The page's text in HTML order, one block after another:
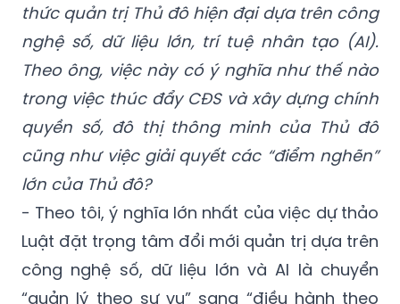
thức quản trị Thủ đô hiện đại dựa trên công
nghệ số, dữ liệu lớn, trí tuệ nhân tạo (AI).
Theo ông, việc này có ý nghĩa như thế nào
trong việc thúc đẩy CĐS và xây dựng chính
quyền số, đô thị thông minh của Thủ đô
cũng như việc giải quyết các “điểm nghẽn”
lớn của Thủ đô?
- Theo tôi, ý nghĩa lớn nhất của việc dự thảo
Luật đặt trọng tâm đổi mới quản trị dựa trên
công nghệ số, dữ liệu lớn và AI là chuyển
“quản lý theo sự vụ” sang “điều hành theo